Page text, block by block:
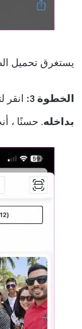
يستغرق تحميل
الخطوة 3: انقر
بداخله. حسنًا ،